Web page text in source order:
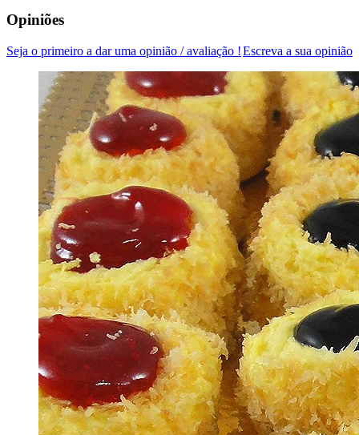
Opiniões
Escreva a sua opinião
Seja o primeiro a dar uma opinião / avaliação !